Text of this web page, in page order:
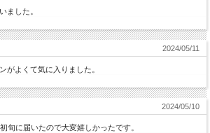
ました。
2024/05/11
がよくて気に入りました。
2024/05/10
旬に届いたので大変嬉しかったです。